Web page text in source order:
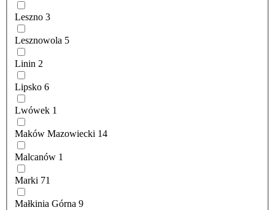
Leszno 3
Lesznowola 5
Linin 2
Lipsko 6
Lwówek 1
Maków Mazowiecki 14
Malcanów 1
Marki 71
Małkinia Górna 9